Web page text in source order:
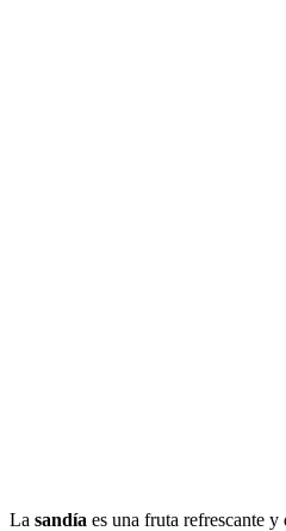
La sandía es una fruta refrescante y